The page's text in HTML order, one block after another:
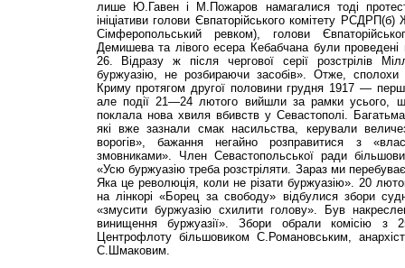
лише Ю.Гавен і М.Пожаров намагалися тоді
ініціативи голови Євпаторійського комітету
Сімферопольський ревком), голови
Демишева та лівого есера Кебабчана були проведені
26. Відразу ж після чергової серії розстрілів
буржуазію, не розбираючи засобів». Отже,
Криму протягом другої половини грудня 1917 —
але події 21—24 лютого вийшли за рамки усього,
поклала нова хвиля вбивств у Севастополі.
які вже зазнали смак насильства, керували
ворогів», бажання негайно розправитися з
змовниками». Член Севастопольської ради
«Усю буржуазію треба розстріляти. Зараз ми
Яка це революція, коли не різати буржуазію». 20
на лінкорі «Борец за свободу» відбулися збори
«змусити буржуазію схилити голову». Був
винищення буржуазії». Збори обрали комісію
Центрофлоту більшовиком С.Ро­мано­вським,
С.Шмаковим.